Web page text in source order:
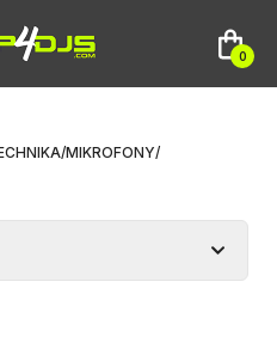
0
/MIKROFONY/